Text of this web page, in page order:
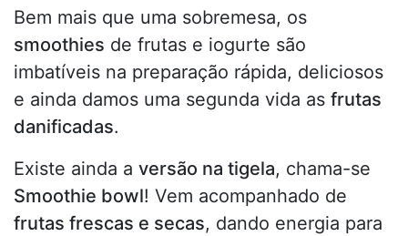
Bem mais que uma sobremesa, os
smoothies de frutas e iogurte são
imbatíveis na preparação rápida, deliciosos
e ainda damos uma segunda vida as frutas
danificadas.
Existe ainda a versão na tigela, chama-se
Smoothie bowl! Vem acompanhado de
frutas frescas e secas, dando energia para